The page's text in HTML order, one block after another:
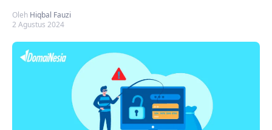
Oleh Hiqbal Fauzi
2 Agustus 2024